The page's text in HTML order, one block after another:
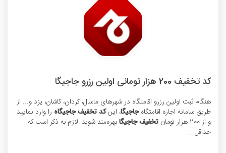
کد تخفیف 200 هزار تومانی اولین رزرو جاجیگا
هنگام ثبت اولین رزرو اقامتگاه در شهرهای ماسال، کردان، کاشان، یزد و... از
طریق سامانه اجاره اقامتگاهجاجیگا، اینکد تخفیف جاجیگاه را وارد نمایید
و از 200 هزار تومان
تخفیف جاجیگابهره‌مند شوید. لازم به ذکر است که
حداقل ...